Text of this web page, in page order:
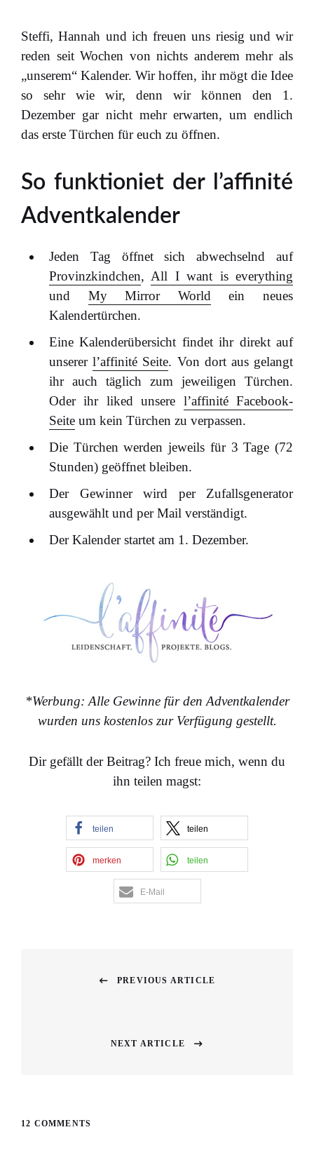
Steffi, Hannah und ich freuen uns riesig und wir
reden seit Wochen von nichts anderem mehr als
„unserem“ Kalender. Wir hoffen, ihr mögt die Idee
so sehr wie wir, denn wir können den 1.
Dezember gar nicht mehr erwarten, um endlich
das erste Türchen für euch zu öffnen.
So funktioniet der l’affinité
Adventkalender
Jeden Tag öffnet sich abwechselnd auf
Provinzkindchen, All I want is everything
und My Mirror World ein neues
Kalendertürchen.
Eine Kalenderübersicht findet ihr direkt auf
unsererl’affinité Seite. Von dort aus gelangt
ihr auch täglich zum jeweiligen Türchen.
Oder ihr liked unsere l’affinité Facebook-
Seite um kein Türchen zu verpassen.
Die Türchen werden jeweils für 3 Tage (72
Stunden) geöffnet bleiben.
Der Gewinner wird per Zufallsgenerator
ausgewählt und per Mail verständigt.
Der Kalender startet am 1. Dezember.
*Werbung: Alle Gewinne für den Adventkalender
wurden uns kostenlos zur Verfügung gestellt.
Dir gefällt der Beitrag? Ich freue mich, wenn du
ihn teilen magst:
teilen teilen
merken teilen
E-Mail
PREVIOUS ARTICLE
NEXT ARTICLE
12 COMMENTS